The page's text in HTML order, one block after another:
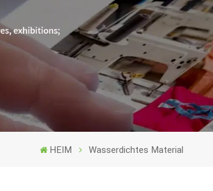
HEIM Wasserdichtes Material